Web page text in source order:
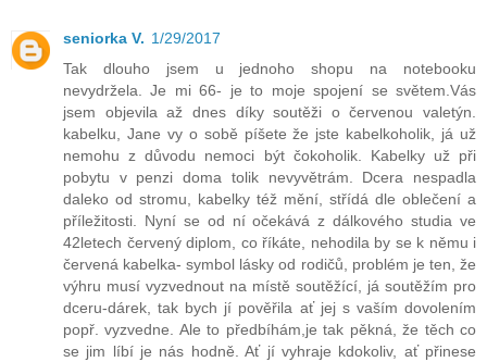
seniorka V. 1/29/2017
Tak dlouho jsem u jednoho shopu na notebooku
nevydržela. Je mi 66- je to moje spojení se světem.Vás
jsem objevila až dnes díky soutěži o červenou valetýn.
kabelku, Jane vy o sobě píšete že jste kabelkoholik, já už
nemohu z důvodu nemoci být čokoholik. Kabelky už při
pobytu v penzi doma tolik nevyvětrám. Dcera nespadla
daleko od stromu, kabelky též mění, střídá dle oblečení a
příležitosti. Nyní se od ní očekává z dálkového studia ve
42letech červený diplom, co říkáte, nehodila by se k němu i
červená kabelka- symbol lásky od rodičů, problém je ten, že
výhru musí vyzvednout na místě soutěžící, já soutěžím pro
dceru-dárek, tak bych jí pověřila ať jej s vaším dovolením
popř. vyzvedne. Ale to předbíhám,je tak pěkná, že těch co
se jim líbí je nás hodně. Ať jí vyhraje kdokoliv, ať přinese